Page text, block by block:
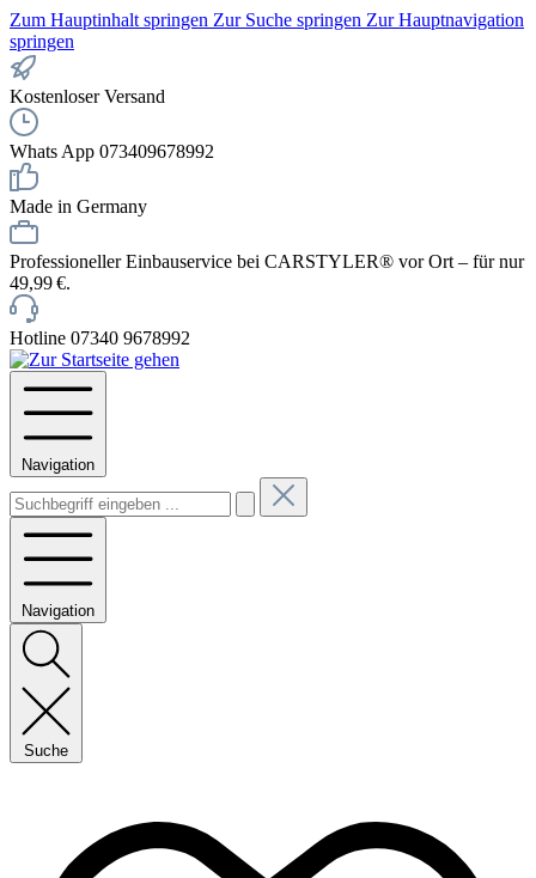
Zum Hauptinhalt springen Zur Suche springen Zur Hauptnavigation
springen
Kostenloser Versand
Whats App 073409678992
Made in Germany
Professioneller Einbauservice bei CARSTYLER® vor Ort – für nur
49,99 €.
Hotline 07340 9678992
Navigation
Navigation
Suche